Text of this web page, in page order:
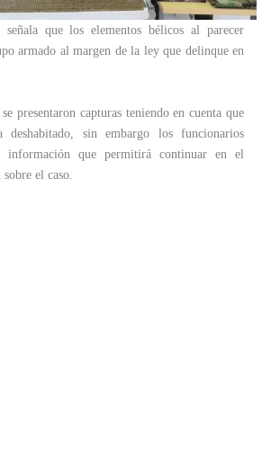
que los elementos bélicos al parecer
armado al margen de la ley que delinque en
presentaron capturas teniendo en cuenta que
deshabitado, sin embargo los funcionarios
información que permitirá continuar en el
el caso.